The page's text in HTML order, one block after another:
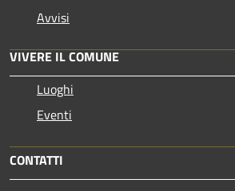
Avvisi
VIVERE IL COMUNE
Luoghi
Eventi
CONTATTI